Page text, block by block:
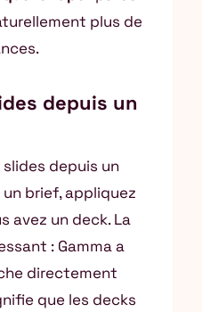
plus de
depuis un
slides depuis un
brief, appliquez
avez un deck. La
: Gamma a
directement
que les decks